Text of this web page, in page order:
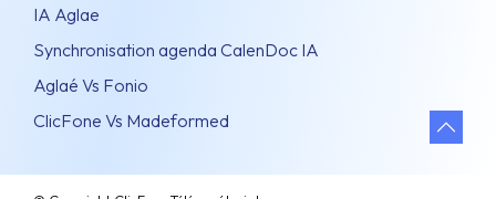
IA Aglae
Synchronisation agenda CalenDoc IA
Aglaé Vs Fonio
ClicFone Vs Madeformed